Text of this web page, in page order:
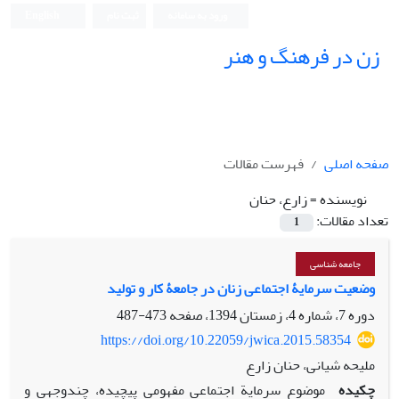
زن در فرهنگ و هنر
صفحه اصلی
فهرست مقالات
نویسنده =زارع، حنان
تعداد مقالات:
1
جامعه شناسی
وضعیت سرمایۀ اجتماعی زنان در جامعۀ کار و تولید
دوره 7، شماره 4، زمستان 1394، صفحه
473-487
https://doi.org/10.22059/jwica.2015.58354
ملیحه شیانی، حنان زارع
چکیده موضوع سرمایة اجتماعی مفهومی پیچیده، چند‌وجهی و